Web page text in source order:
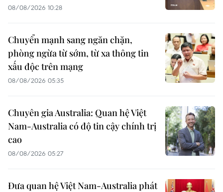
08/08/2026 10:28
Chuyển mạnh sang ngăn chặn,
phòng ngừa từ sớm, từ xa thông tin
xấu độc trên mạng
08/08/2026 05:35
Chuyên gia Australia: Quan hệ Việt
Nam-Australia có độ tin cậy chính trị
cao
08/08/2026 05:27
Đưa quan hệ Việt Nam-Australia phát